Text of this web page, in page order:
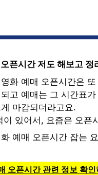
픈시간 저도 해보고 정
화 예매 오픈시간은
고 예매는 그 시간표
마감되더라고요.
있어서, 요즘은 오픈
예매 오픈시간 잡는
오픈시간 관련 정보 확인